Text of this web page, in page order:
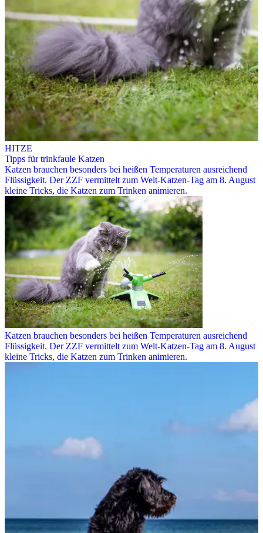
HITZE
Tipps für trinkfaule Katzen
Katzen brauchen besonders bei heißen Temperaturen ausreichend
Flüssigkeit. Der ZZF vermittelt zum Welt-Katzen-Tag am 8. August
kleine Tricks, die Katzen zum Trinken animieren.
Katzen brauchen besonders bei heißen Temperaturen ausreichend
Flüssigkeit. Der ZZF vermittelt zum Welt-Katzen-Tag am 8. August
kleine Tricks, die Katzen zum Trinken animieren.